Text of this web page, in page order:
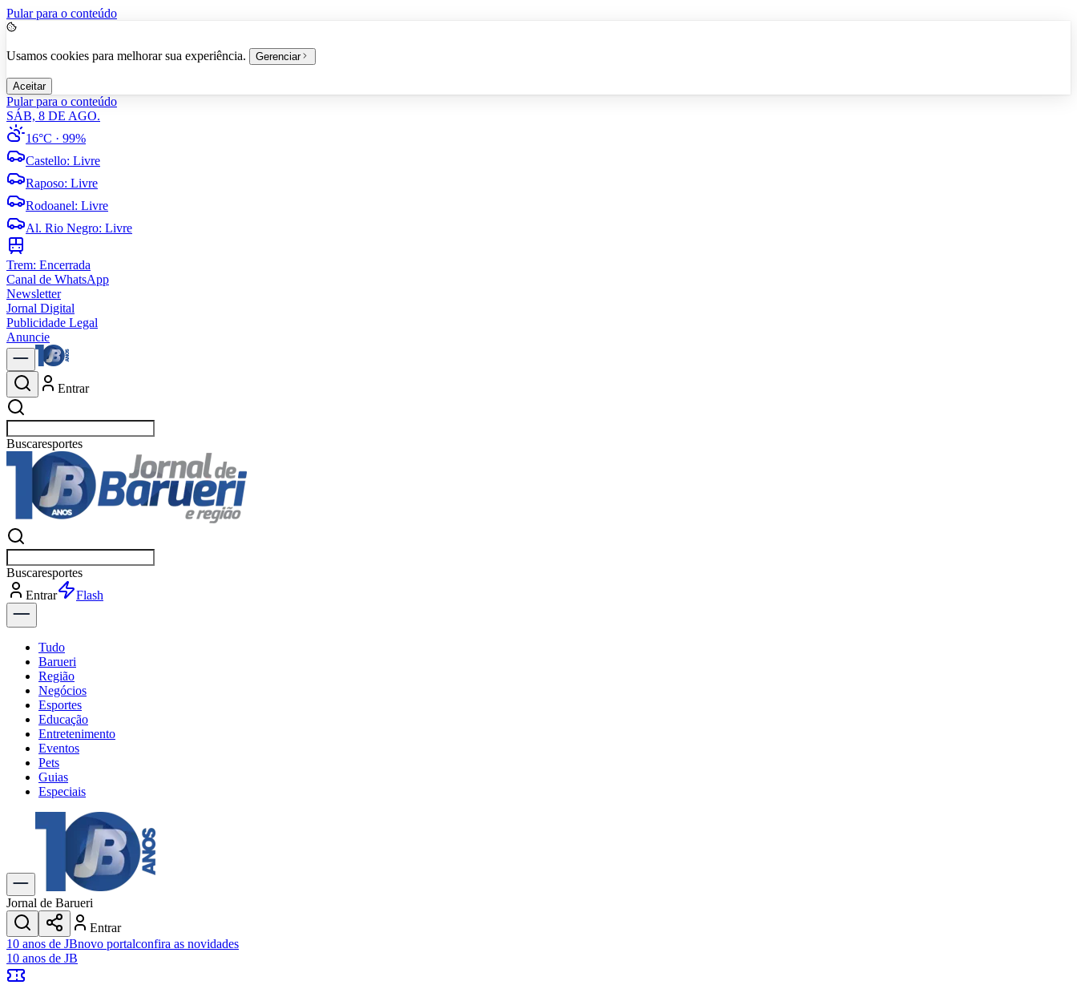
Pular para o conteúdo
Usamos cookies para melhorar sua experiência. Gerenciar
Aceitar
Pular para o conteúdo
SÁB, 8 DE AGO.
16°C · 99%
Castello: Livre
Raposo: Livre
Rodoanel: Livre
Al. Rio Negro: Livre
Trem: Encerrada
Canal de WhatsApp
Newsletter
Jornal Digital
Publicidade Legal
Anuncie
Entrar
Buscarespo
Buscarespo
Entrar
Flash
Tudo
Barueri
Região
Negócios
Esportes
Educação
Entretenimento
Eventos
Pets
Guias
Especiais
Explore Tudo
Últimas Notícias
Previsão do Tempo
Trânsito e Rotas
Dia a Dia & Lazer
Transportes
Gastronomia
Cinema & Shows
JogosNovo
Jornal de Barueri
Entrar
10 anos de JBnovo portalconfira as novidades
10 anos de JB